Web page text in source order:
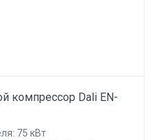
компрессор Dali EN-
75 кВт